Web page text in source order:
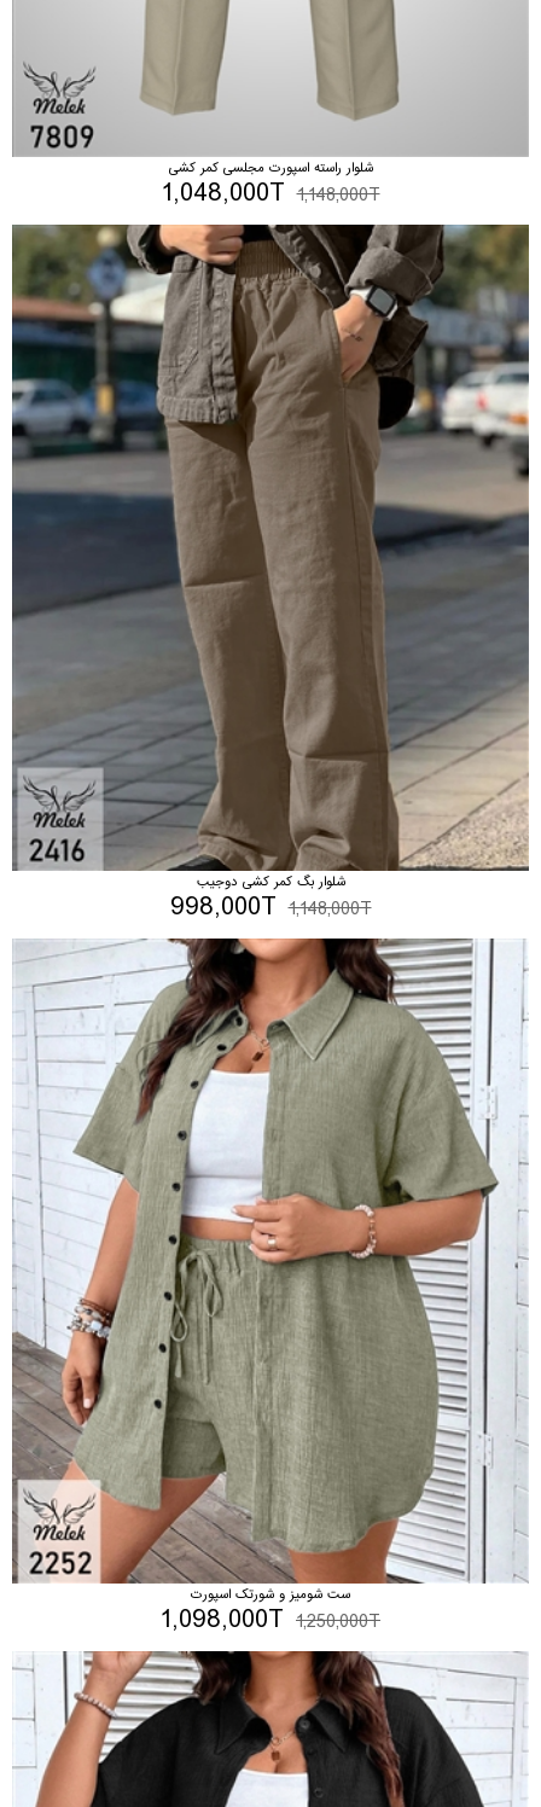
شلوار راسته اسپورت مجلسی کمر کشی
1,148,000T
1,048,000T
شلوار بگ کمر کشی دوجیب
1,148,000T
998,000T
ست شومیز و شورتک اسپورت
1,250,000T
1,098,000T